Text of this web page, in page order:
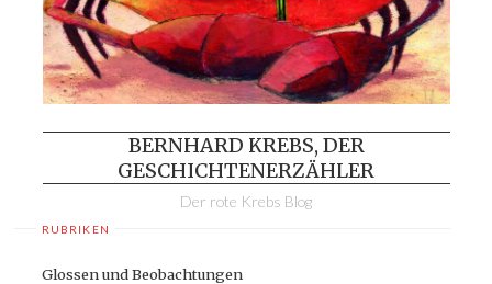
BERNHARD KREBS, DER
GESCHICHTENERZÄHLER
Der rote Krebs Blog
RUBRIKEN
Glossen und Beobachtungen